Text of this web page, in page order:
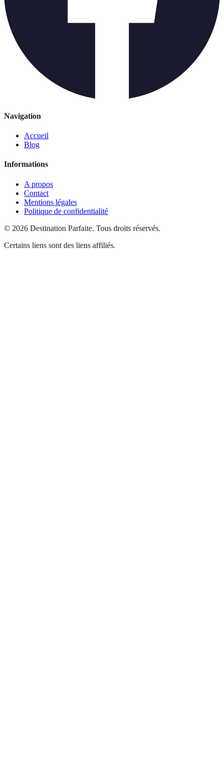
Navigation
Accueil
Blog
Informations
A propos
Contact
Mentions légales
Politique de confidentialité
© 2026 Destination Parfaite. Tous droits réservés.
Certains liens sont des liens affiliés.